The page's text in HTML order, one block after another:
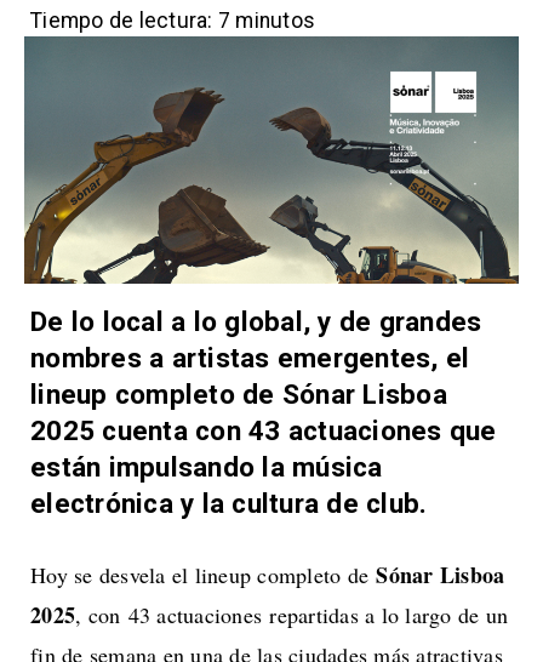
o
o
e
r
A
p
Tiempo de lectura: 7 minutos
De lo local a lo global, y de grandes
nombres a artistas emergentes, el
lineup completo de Sónar Lisboa
2025 cuenta con 43 actuaciones que
están impulsando la música
electrónica y la cultura de club.
Hoy se desvela el lineup completo deSónar Lisboa
2025, con 43 actuaciones repartidas a lo largo de un
fin de semana en una de las ciudades más atractivas